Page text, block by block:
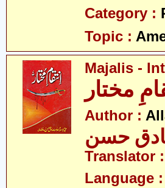
Category :
Topic :
Majalis -
مختار
Author :
حسن
Translator :
Language :